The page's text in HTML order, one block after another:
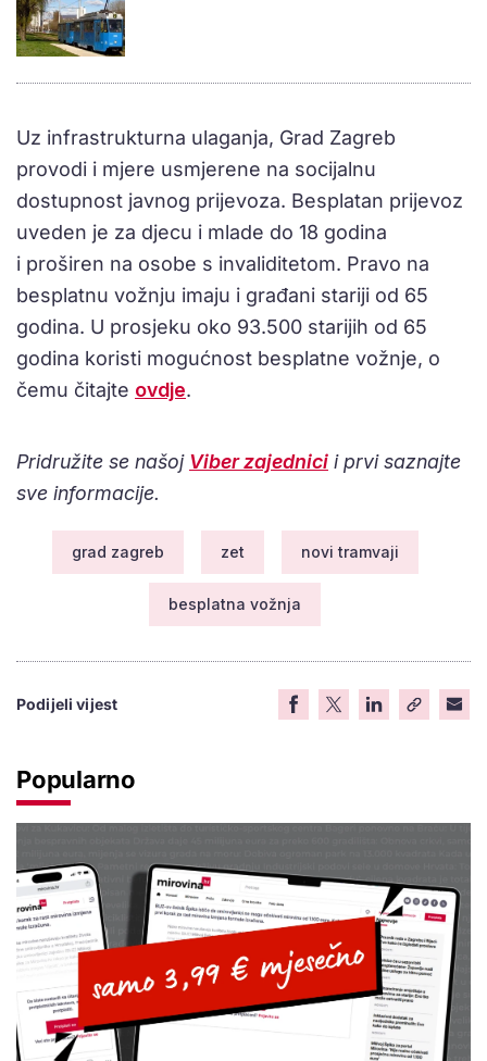
Uz infrastrukturna ulaganja, Grad Zagreb
provodi i mjere usmjerene na socijalnu
dostupnost javnog prijevoza. Besplatan prijevoz
uveden je za djecu i mlade do 18 godina
i proširen na osobe s invaliditetom. Pravo na
besplatnu vožnju imaju i građani stariji od 65
godina. U prosjeku oko 93.500 starijih od 65
godina koristi mogućnost besplatne vožnje, o
čemu čitajte ovdje.
Pridružite se našoj Viber zajednici i prvi saznajte
sve informacije.
grad zagreb zet novi tramvaji
besplatna vožnja
Podijeli vijest
Popularno